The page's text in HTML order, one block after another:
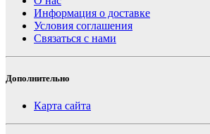
Информация о доставке
Условия соглашения
Связаться с нами
Дополнительно
Карта сайта